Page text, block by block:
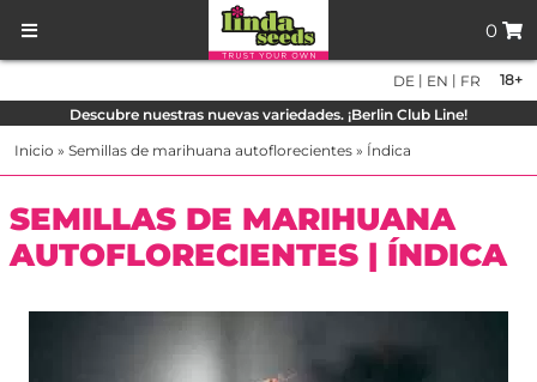
0
18+
DE | EN | FR
Descubre nuestras nuevas variedades. ¡Berlin Club Line!
Inicio » Semillas de marihuana autoflorecientes » Índica
SEMILLAS DE MARIHUANA
AUTOFLORECIENTES | ÍNDICA